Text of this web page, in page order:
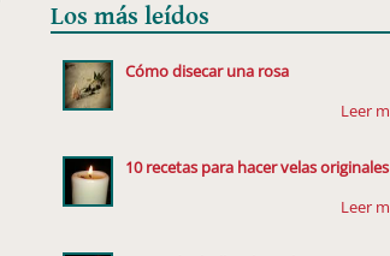
Los más leídos
Cómo disecar una rosa
10 recetas para hacer velas originales